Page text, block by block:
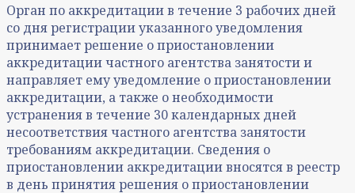
Орган по аккредитации в течение 3 рабочих дней
со дня регистрации указанного уведомления
принимает решение о приостановлении
аккредитации частного агентства занятости и
направляет ему уведомление о приостановлении
аккредитации, а также о необходимости
устранения в течение 30 календарных дней
несоответствия частного агентства занятости
требованиям аккредитации. Сведения о
приостановлении аккредитации вносятся в реестр
в день принятия решения о приостановлении